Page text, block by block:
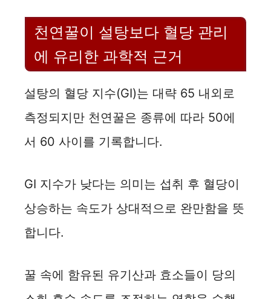
천연꿀이 설탕보다 혈당 관리
에 유리한 과학적 근거
설탕의 혈당 지수(GI)는 대략 65 내외로
측정되지만 천연꿀은 종류에 따라 50에
서 60 사이를 기록합니다.
GI 지수가 낮다는 의미는 섭취 후 혈당이
상승하는 속도가 상대적으로 완만함을 뜻
합니다.
꿀 속에 함유된 유기산과 효소들이 당의